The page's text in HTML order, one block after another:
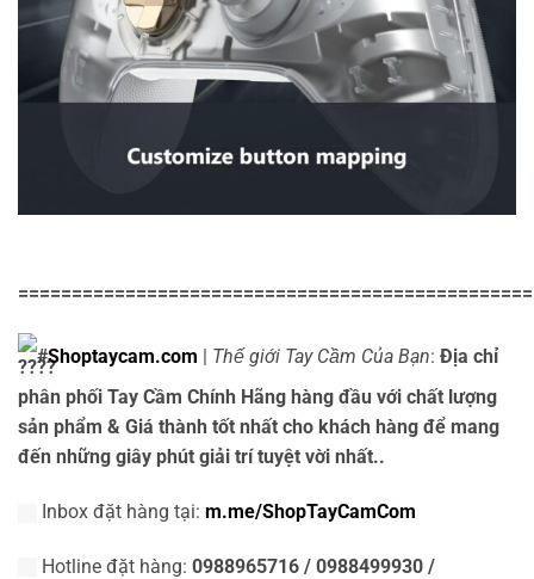
#Shoptaycam.com | Thế giới Tay Cầm Của Bạn: Địa chỉ
phân phối Tay Cầm Chính Hãng hàng đầu với chất lượng
sản phẩm & Giá thành tốt nhất cho khách hàng để mang
đến những giây phút giải trí tuyệt vời nhất..
Inbox đặt hàng tại: m.me/ShopTayCamCom
Hotline đặt hàng: 0988965716 / 0988499930 /